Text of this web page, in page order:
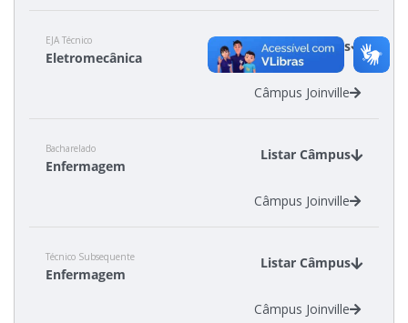
Estatísticas dos Processos Seletivos
EJA Técnico
Eletromecânica
Listar Câmpus
Câmpus Joinville
Bacharelado
Enfermagem
Listar Câmpus
Câmpus Joinville
Técnico Subsequente
Enfermagem
Listar Câmpus
Câmpus Joinville